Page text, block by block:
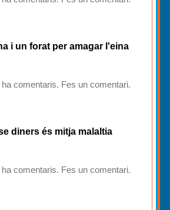
i un forat per amagar l'eina
ha comentaris. Fes un comentari.
diners és mitja malaltia
ha comentaris. Fes un comentari.